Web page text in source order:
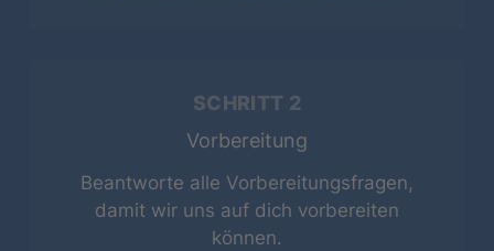
SCHRITT 2
Vorbereitung
Beantworte alle Vorbereitungsfragen,
damit wir uns auf dich vorbereiten
können.